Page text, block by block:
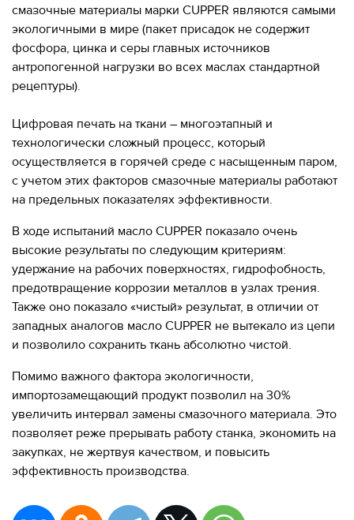
Режим
работы
9:00
18:00
Пн-
9:00
-
17:00
Пт.
смазочные материалы марки CUPPER являются самыми
экологичными в мире (пакет присадок не содержит
фосфора, цинка и серы главных источников
антропогенной нагрузки во всех маслах стандартной
рецептуры).
Цифровая печать на ткани – многоэтапный и
технологически сложный процесс, который
осуществляется в горячей среде с насыщенным паром,
с учетом этих факторов смазочные материалы работают
на предельных показателях эффективности.
В ходе испытаний масло CUPPER показало очень
высокие результаты по следующим критериям:
удержание на рабочих поверхностях, гидрофобность,
предотвращение коррозии металлов в узлах трения.
Также оно показало «чистый» результат, в отличии от
западных аналогов масло CUPPER не вытекало из цепи
и позволило сохранить ткань абсолютно чистой.
Помимо важного фактора экологичности,
импортозамещающий продукт позволил на 30%
увеличить интервал замены смазочного материала. Это
позволяет реже прерывать работу станка, экономить на
закупках, не жертвуя качеством, и повысить
эффективность производства.